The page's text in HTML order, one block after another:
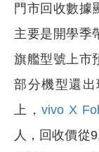
門市回收數據
主要是開學季
旗艦型號上市
部分機型還
上，vivo X
人，回收價從